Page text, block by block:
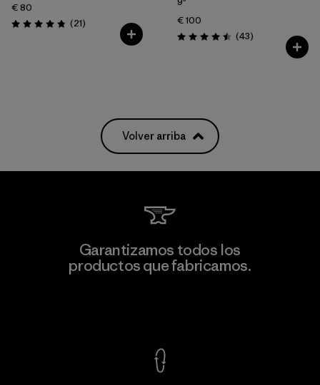
€ 80
Puntuación: 4.8 / 5
(21Reseñas
)
€ 100
Puntuación: 4.5 / 5
(43Reseñas
)
Volver arriba
Garantizamos todos los
productos que fabricamos.